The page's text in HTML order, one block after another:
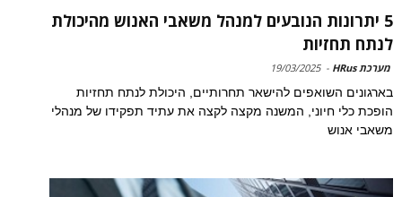
5 יתרונות הנובעים למנהל משאבי האנוש מהיכולת
לנתח תחזיות
מערכת HRus -
19/03/2025
בארגונים השואפים להישאר תחרותיים, היכולת לנתח תחזיות
הופכת כלי חיוני, המשנה מקצה לקצה את עתיד תפקידו של מנהלי
משאבי אנוש